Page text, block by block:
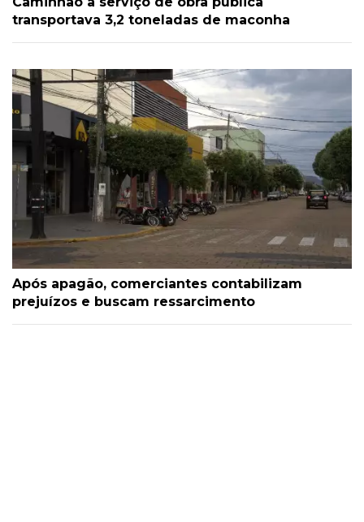
transportava 3,2 toneladas de maconha
Após apagão, comerciantes contabilizam
prejuízos e buscam ressarcimento